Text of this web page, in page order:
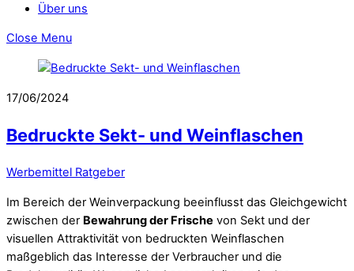
Über uns
Close Menu
17/06/2024
Bedruckte Sekt- und Weinflaschen
Werbemittel Ratgeber
Im Bereich der Weinverpackung beeinflusst das Gleichgewicht
zwischen der Bewahrung der Frische von Sekt und der
visuellen Attraktivität von bedruckten Weinflaschen
maßgeblich das Interesse der Verbraucher und die